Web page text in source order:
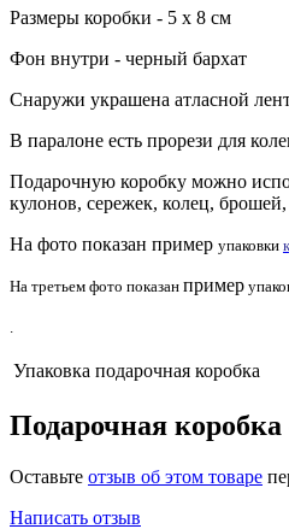
Размеры коробки - 5 х 8 см
Фон внутри - черный бархат
Снаружи украшена атласной
В паралоне есть прорези для
Подарочную коробку можно
кулонов, сережек, колец,
На фото показан пример упаковки
На третьем фото показан пример
Упаковка подарочная коробка
Подарочная
Оставьте отзыв об этом товаре
Написать отзыв